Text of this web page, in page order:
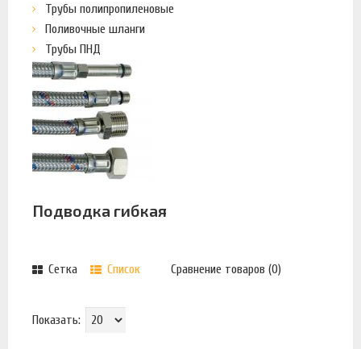
Трубы полипропиленовые
Поливочные шланги
Трубы ПНД
Подводка гибкая
Сетка Список Сравнение товаров (0)
Показать: